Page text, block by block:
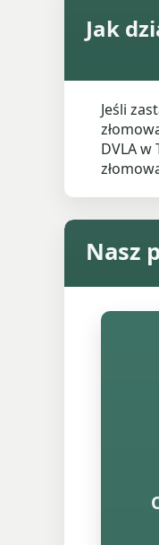
Jak
Jeśli
DVLA
Nasz